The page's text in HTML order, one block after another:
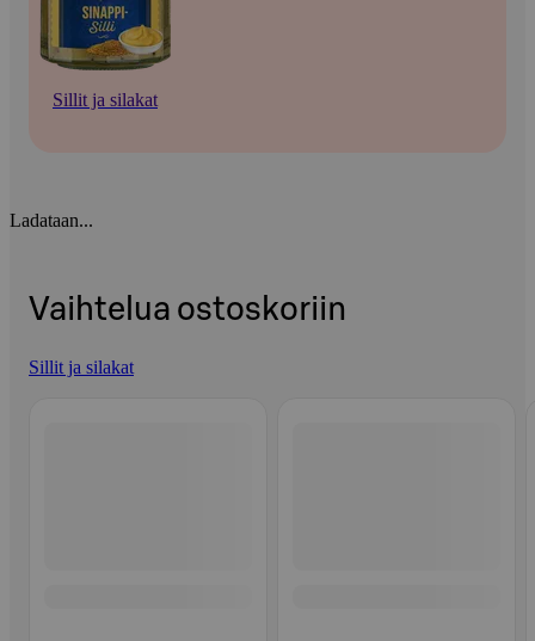
Sillit ja silakat
Ladataan...
Vaihtelua ostoskoriin
Sillit ja silakat